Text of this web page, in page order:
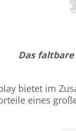
Das
bietet im
eines